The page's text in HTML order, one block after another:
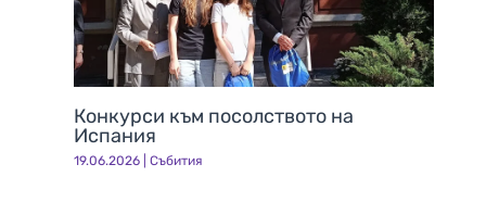
Конкурси към посолството на
Испания
19.06.2026 |Събития